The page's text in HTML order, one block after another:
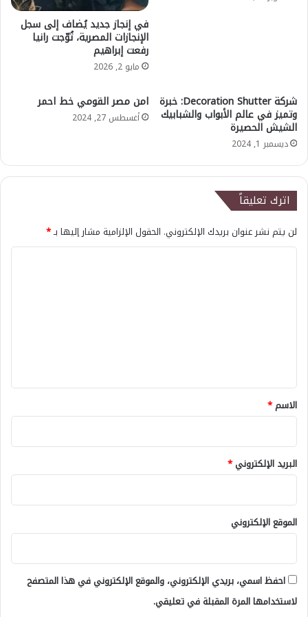
في إنجاز جديد يُضاف إلى سجل
الإنجازات المصرية، تُوّجت رانيا
رفعت إبراهيم
مايو 2, 2026
شركة Decoration Shutter: خبرة
وتميز في عالم الأبواب والشبابيك
الشيش الحصيرة
ديسمبر 1, 2024
امن مصر القومي خط احمر
أغسطس 27, 2024
اترك تعليقاً
لن يتم نشر عنوان بريدك الإلكتروني. الحقول الإلزامية مشار إليها بـ*
*
الاسم*
البريد الإلكتروني*
الموقع الإلكتروني
احفظ اسمي، بريدي الإلكتروني، والموقع الإلكتروني في هذا المتصفح
لاستخدامها المرة المقبلة في تعليقي.